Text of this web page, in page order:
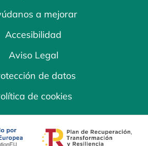
a mejorar
Accesibilidad
Aviso Legal
de datos
de cookies
en una pestaña nuevase abre en una